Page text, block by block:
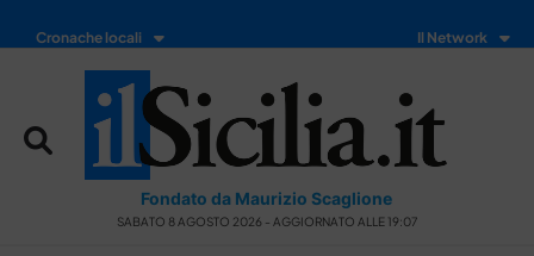
Cronache locali Il Network
Fondato da Maurizio Scaglione
SABATO 8 AGOSTO 2026 - AGGIORNATO ALLE 19:07